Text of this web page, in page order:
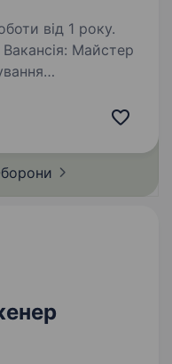
від 1 року.
батальйону
Майстер…